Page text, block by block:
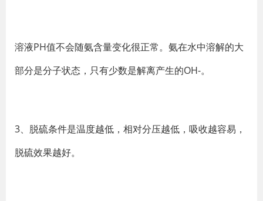
溶液PH值不会随氨含量变化很正常。氨在水中溶解的大
部分是分子状态，只有少数是解离产生的OH-。
3、脱硫条件是温度越低，相对分压越低，吸收越容易，
脱硫效果越好。